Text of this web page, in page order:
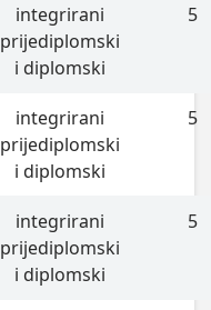
integrirani
prijediplomski
i diplomski
5
integrirani
prijediplomski
i diplomski
5
integrirani
prijediplomski
i diplomski
5